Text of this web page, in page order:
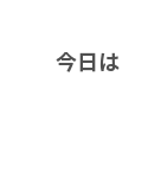
今日は